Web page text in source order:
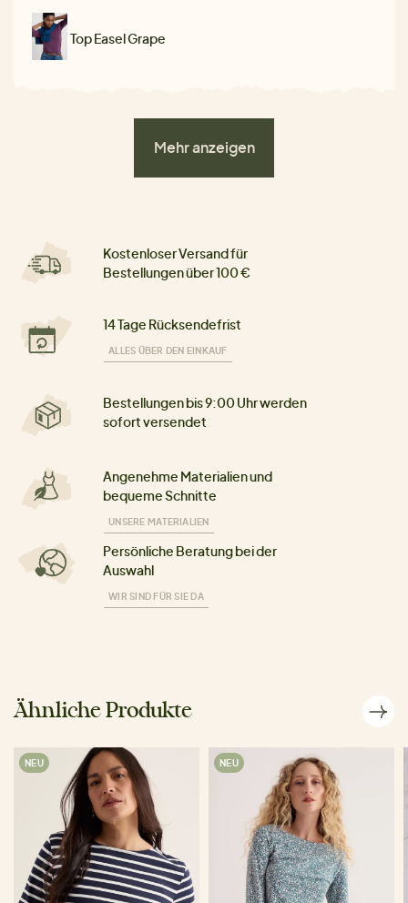
Top Easel Grape
Mehr anzeigen
Kostenloser Versand für
Bestellungen über 100 €
14 Tage Rücksendefrist
ALLES ÜBER DEN EINKAUF
Bestellungen bis 9:00 Uhr werden
sofort versendet
Angenehme Materialien und
bequeme Schnitte
UNSERE MATERIALIEN
Persönliche Beratung bei der
Auswahl
WIR SIND FÜR SIE DA
Ähnliche Produkte
NEU NEU